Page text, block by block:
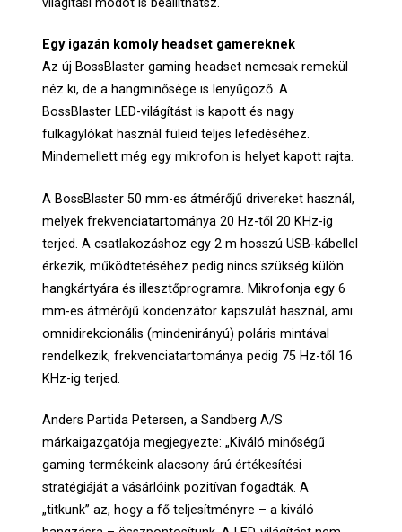
Egy igazán komoly headset gamereknek
Az új BossBlaster gaming headset nemcsak remekül
néz ki, de a hangminősége is lenyűgöző. A
BossBlaster LED-világítást is kapott és nagy
fülkagylókat használ füleid teljes lefedéséhez.
Mindemellett még egy mikrofon is helyet kapott rajta.
A BossBlaster 50 mm-es átmérőjű drivereket használ,
melyek frekvenciatartománya 20 Hz-től 20 KHz-ig
terjed. A csatlakozáshoz egy 2 m hosszú USB-kábellel
érkezik, működtetéséhez pedig nincs szükség külön
hangkártyára és illesztőprogramra. Mikrofonja egy 6
mm-es átmérőjű kondenzátor kapszulát használ, ami
omnidirekcionális (mindenirányú) poláris mintával
rendelkezik, frekvenciatartománya pedig 75 Hz-től 16
KHz-ig terjed.
Anders Partida Petersen, a Sandberg A/S
márkaigazgatója megjegyezte: „Kiváló minőségű
gaming termékeink alacsony árú értékesítési
stratégiáját a vásárlóink pozitívan fogadták. A
„titkunk” az, hogy a fő teljesítményre – a kiváló